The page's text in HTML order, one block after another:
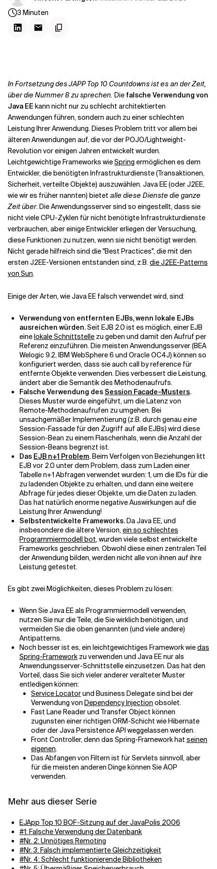
Verwandte Themen
3 Minuten
In Fortsetzung des JAPP Top 10 Countdowns ist es an der Zeit,
über die Nummer 8 zu sprechen. Die falsche Verwendung von
Java EE kann nicht nur zu schlecht architektierten
Anwendungen führen, sondern auch zu einer schlechten
Leistung Ihrer Anwendung. Dieses Problem tritt vor allem bei
älteren Anwendungen auf, die vor der POJO/Lightweight-
Revolution vor einigen Jahren entwickelt wurden.
Leichtgewichtige Frameworks wieSpring ermöglichen es dem
Entwickler, die benötigten Infrastrukturdienste (Transaktionen,
Sicherheit, verteilte Objekte) auszuwählen. Java EE (oder J2EE,
wie wir es früher nannten) bietet alle diese Dienste die ganze
Zeit über. Die Anwendungsserver sind so eingestellt, dass sie
nicht viele CPU-Zyklen für nicht benötigte Infrastrukturdienste
verbrauchen, aber einige Entwickler erliegen der Versuchung,
diese Funktionen zu nutzen, wenn sie nicht benötigt werden.
Nicht gerade hilfreich sind die "Best Practices", die mit den
ersten J2EE-Versionen entstanden sind, z.B.die J2EE-Patterns
von Sun.
Einige der Arten, wie Java EE falsch verwendet wird, sind:
Verwendung von entfernten EJBs, wenn lokale EJBs
ausreichen würden.Seit EJB 2.0 ist es möglich, einer EJB
einelokale Schnittstelle zu geben und damit den Aufruf per
Referenz einzuführen. Die meisten Anwendungsserver (BEA
Welogic 9.2, IBM WebSphere 6 und Oracle OC4J) können so
konfiguriert werden, dass sie auch call by reference für
entfernte Objekte verwenden. Dies verbessert die Leistung,
ändert aber die Semantik des Methodenaufrufs.
Falsche Verwendung desSession Facade-Musters.
Dieses Muster wurde eingeführt, um die Latenz von
Remote-Methodenaufrufen zu umgehen. Bei
unsachgemäßer Implementierung (z.B. durch genau eine
Session-Fassade für den Zugriff auf alle EJBs) wird diese
Session-Bean zu einem Flaschenhals, wenn die Anzahl der
Session-Beans begrenzt ist.
Das EJB n+1 Problem.Beim Verfolgen von Beziehungen litt
EJB vor 2.0 unter dem Problem, dass zum Laden einer
Tabelle n+1 Abfragen verwendet wurden: 1, um die IDs für die
zu ladenden Objekte zu erhalten, und dann eine weitere
Abfrage für jedes dieser Objekte, um die Daten zu laden.
Das hat natürlich enorme negative Auswirkungen auf die
Leistung Ihrer Anwendung!
Selbstentwickelte Frameworks.Da Java EE, und
insbesondere die ältere Version,ein so schlechtes
Programmiermodell bot, wurden viele selbst entwickelte
Frameworks geschrieben. Obwohl diese einen zentralen Teil
der Anwendung bilden, werden nicht alle von ihnen auf ihre
Leistung getestet.
Es gibt zwei Möglichkeiten, dieses Problem zu lösen:
Wenn Sie Java EE als Programmiermodell verwenden,
nutzen Sie nur die Teile, die Sie wirklich benötigen, und
vermeiden Sie die oben genannten (und viele andere)
Antipatterns.
Noch besser ist es, ein leichtgewichtiges Framework wiedas
Spring-Framework zu verwenden und Java EE nur als
Anwendungsserver-Schnittstelle einzusetzen. Das hat den
Vorteil, dass Sie sich vieler anderer veralteter Muster
entledigen können:
Service Locatorund Business Delegate sind bei der
Verwendung von Dependency Injection obsolet.
Fast Lane Reader und Transfer Object können
zugunsten einer richtigen ORM-Schicht wie Hibernate
oder der Java Persistence API weggelassen werden.
Front Controller, denn das Spring-Framework hat seinen
eigenen.
Das Abfangen von Filtern ist für Servlets sinnvoll, aber
für die meisten anderen Dinge können Sie AOP
verwenden.
Mehr aus dieser Serie
EJApp Top 10 BOF-Sitzung auf der JavaPolis 2006
#1: Falsche Verwendung der Datenbank
#Nr. 2: Unnötiges Remoting
#Nr. 3: Falsch implementierte Gleichzeitigkeit
#Nr. 4: Schlecht funktionierende Bibliotheken